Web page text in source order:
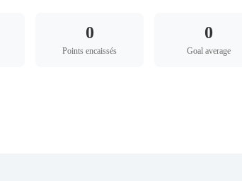
0
Points encaissés
0
Goal average